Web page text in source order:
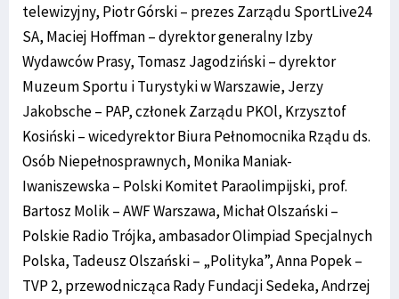
telewizyjny, Piotr Górski – prezes Zarządu SportLive24
SA, Maciej Hoffman – dyrektor generalny Izby
Wydawców Prasy, Tomasz Jagodziński – dyrektor
Muzeum Sportu i Turystyki w Warszawie, Jerzy
Jakobsche – PAP, członek Zarządu PKOl, Krzysztof
Kosiński – wicedyrektor Biura Pełnomocnika Rządu ds.
Osób Niepełnosprawnych, Monika Maniak-
Iwaniszewska – Polski Komitet Paraolimpijski, prof.
Bartosz Molik – AWF Warszawa, Michał Olszański –
Polskie Radio Trójka, ambasador Olimpiad Specjalnych
Polska, Tadeusz Olszański – „Polityka”, Anna Popek –
TVP 2, przewodnicząca Rady Fundacji Sedeka, Andrzej